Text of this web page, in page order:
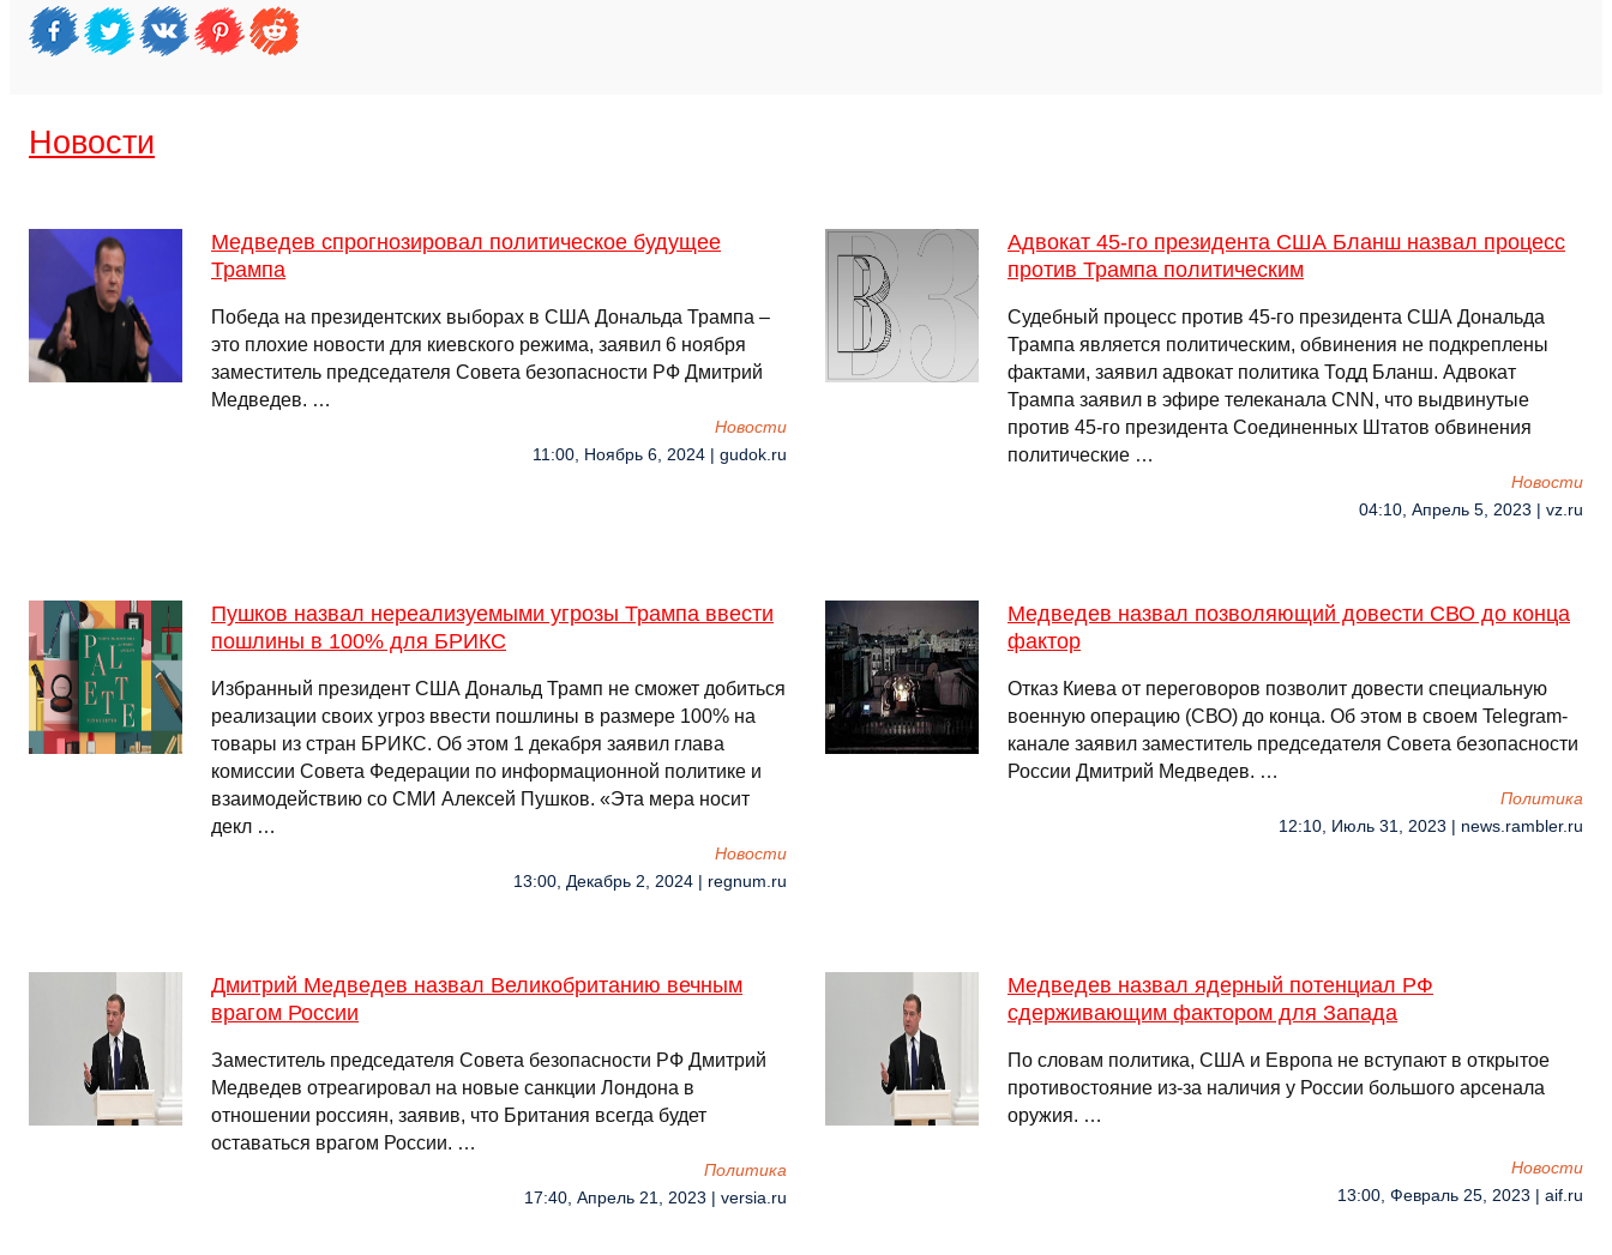
Новости
Медведев спрогнозировал политическое будущее
Трампа
Победа на президентских выборах в США Дональда Трампа –
это плохие новости для киевского режима, заявил 6 ноября
заместитель председателя Совета безопасности РФ Дмитрий
Медведев. …
Новости
11:00, Ноябрь 6, 2024 | gudok.ru
Адвокат 45-го президента США Бланш назвал процесс
против Трампа политическим
Судебный процесс против 45-го президента США Дональда
Трампа является политическим, обвинения не подкреплены
фактами, заявил адвокат политика Тодд Бланш. Адвокат
Трампа заявил в эфире телеканала CNN, что выдвинутые
против 45-го президента Соединенных Штатов обвинения
политические …
Новости
04:10, Апрель 5, 2023 | vz.ru
Пушков назвал нереализуемыми угрозы Трампа ввести
пошлины в 100% для БРИКС
Избранный президент США Дональд Трамп не сможет добиться
реализации своих угроз ввести пошлины в размере 100% на
товары из стран БРИКС. Об этом 1 декабря заявил глава
комиссии Совета Федерации по информационной политике и
взаимодействию со СМИ Алексей Пушков. «Эта мера носит
декл …
Новости
13:00, Декабрь 2, 2024 | regnum.ru
Медведев назвал позволяющий довести СВО до конца
фактор
Отказ Киева от переговоров позволит довести специальную
военную операцию (СВО) до конца. Об этом в своем Telegram-
канале заявил заместитель председателя Совета безопасности
России Дмитрий Медведев. …
Политика
12:10, Июль 31, 2023 | news.rambler.ru
Дмитрий Медведев назвал Великобританию вечным
врагом России
Заместитель председателя Совета безопасности РФ Дмитрий
Медведев отреагировал на новые санкции Лондона в
отношении россиян, заявив, что Британия всегда будет
оставаться врагом России. …
Политика
17:40, Апрель 21, 2023 | versia.ru
Медведев назвал ядерный потенциал РФ
сдерживающим фактором для Запада
По словам политика, США и Европа не вступают в открытое
противостояние из-за наличия у России большого арсенала
оружия. …
Новости
13:00, Февраль 25, 2023 | aif.ru